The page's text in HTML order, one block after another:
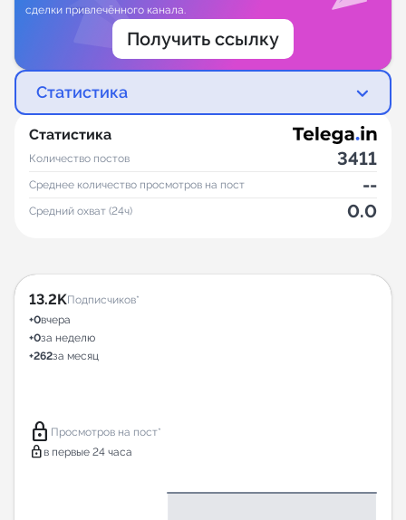
сделки привлечённого канала.
Получить ссылку
Статистика
Статистика
Количество постов 3411
Среднее количество просмотров на пост --
Средний охват (24ч) 0.0
13.2KПодписчиков*
+0вчера
+0за неделю
+262за месяц
lock Просмотров на пост*
lock в первые 24 часа